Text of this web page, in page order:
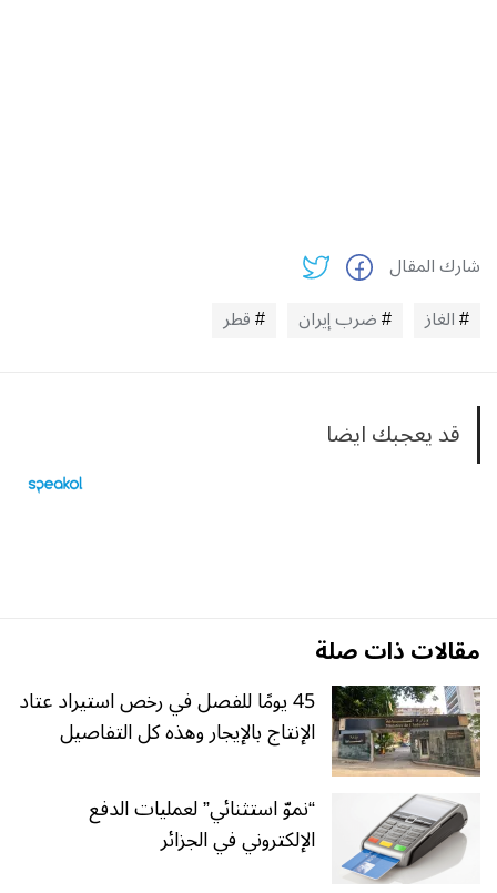
شارك المقال
الغاز
ضرب إيران قطر
قد يعجبك ايضا
مقالات ذات صلة
45 يومًا للفصل في رخص استيراد عتاد
الإنتاج بالإيجار وهذه كل التفاصيل
“نموّ استثنائي” لعمليات الدفع
الإلكتروني في الجزائر